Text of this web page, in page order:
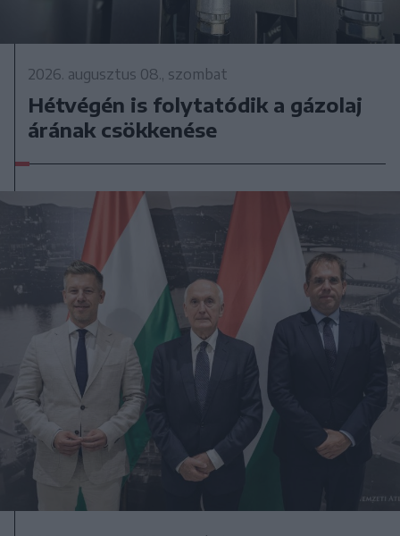
2026. augusztus 08., szombat
Hétvégén is folytatódik a gázolaj
árának csökkenése